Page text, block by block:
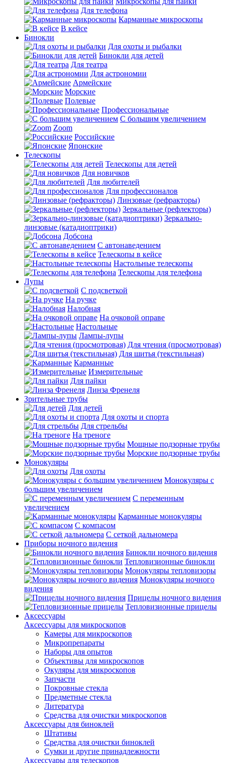
Для телефона
Карманные микроскопы
В кейсе
Бинокли
Для охоты и рыбалки
Бинокли для детей
Для театра
Для астрономии
Армейские
Морские
Полевые
Профессиональные
С большим увеличением
Zoom
Российские
Японские
Телескопы
Телескопы для детей
Для новичков
Для любителей
Для профессионалов
Линзовые (рефракторы)
Зеркальные (рефлекторы)
Зеркально-
линзовые (катадиоптрики)
Добсона
С автонаведением
Телескопы в кейсе
Настольные телескопы
Телескопы для телефона
Лупы
С подсветкой
На ручке
Налобная
На очковой оправе
Настольные
Лампы-лупы
Для чтения (просмотровая)
Для шитья (текстильная)
Карманные
Измерительные
Для пайки
Линза Френеля
Зрительные трубы
Для детей
Для охоты и спорта
Для стрельбы
На треноге
Мощные подзорные трубы
Морские подзорные трубы
Монокуляры
Для охоты
Монокуляры с
большим увеличением
С переменным
увеличением
Карманные монокуляры
С компасом
С сеткой дальномера
Приборы ночного видения
Бинокли ночного видения
Тепловизионные бинокли
Монокуляры тепловизоры
Монокуляры ночного
видения
Прицелы ночного видения
Тепловизионные прицелы
Аксессуары
Аксессуары для микроскопов
Камеры для микроскопов
Микропрепараты
Наборы для опытов
Объективы для микроскопов
Окуляры для микроскопов
Запчасти
Покровные стекла
Предметные стекла
Литература
Средства для очистки микроскопов
Аксессуары для биноклей
Штативы
Средства для очистки биноклей
Сумки и другие принадлежности
Аксессуары для телескопов